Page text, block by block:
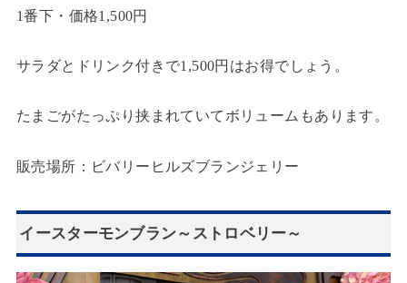
1番下・価格1,500円
サラダとドリンク付きで1,500円はお得でしょう。
たまごがたっぷり挟まれていてボリュームもあります。
販売場所：ビバリーヒルズブランジェリー
イースターモンブラン～ストロベリー～